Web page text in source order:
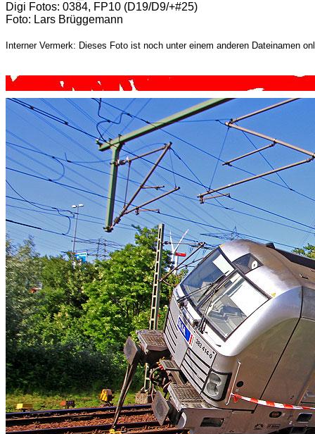
Digi Fotos: 0384, FP10 (D19/D9/+#25)
Foto: Lars Brüggemann
Interner Vermerk: Dieses Foto ist noch unter einem anderen Dateinamen